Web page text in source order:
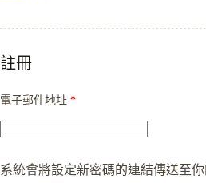
註冊
電子郵件地址 *
系統會將設定新密碼的連結傳送至